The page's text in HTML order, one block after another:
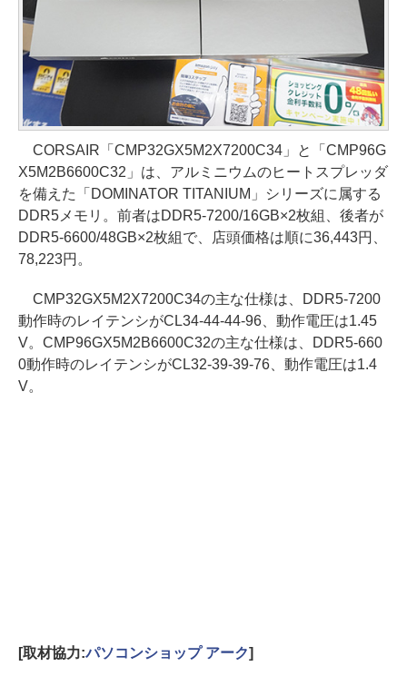
CORSAIR「CMP32GX5M2X7200C34」と「CMP96G
X5M2B6600C32」は、アルミニウムのヒートスプレッダ
を備えた「DOMINATOR TITANIUM」シリーズに属する
DDR5メモリ。前者はDDR5-7200/16GB×2枚組、後者が
DDR5-6600/48GB×2枚組で、店頭価格は順に36,443円、
78,223円。
CMP32GX5M2X7200C34の主な仕様は、DDR5-7200
動作時のレイテンシがCL34-44-44-96、動作電圧は1.45
V。CMP96GX5M2B6600C32の主な仕様は、DDR5-660
0動作時のレイテンシがCL32-39-39-76、動作電圧は1.4
V。
[取材協力:パソコンショップ アーク]